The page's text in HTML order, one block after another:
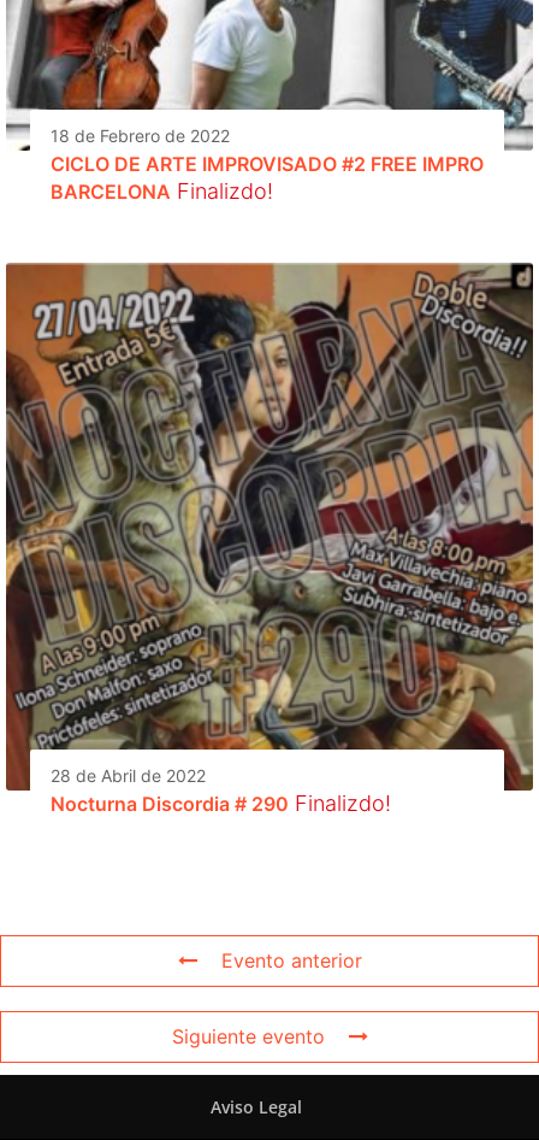
18 de Febrero de 2022
CICLO DE ARTE IMPROVISADO #2 FREE IMPRO
BARCELONA Finalizdo!
28 de Abril de 2022
Nocturna Discordia # 290 Finalizdo!
Evento anterior
Siguiente evento
Aviso Legal